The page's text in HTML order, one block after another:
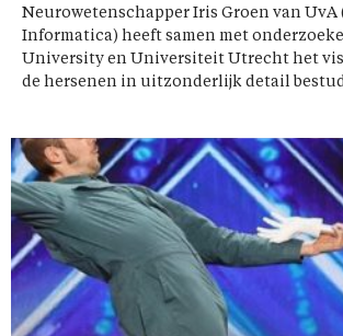
Neurowetenschapper Iris Groen van
Informatica) heeft samen met
University en Universiteit Utrecht het
de hersenen in uitzonderlijk detail